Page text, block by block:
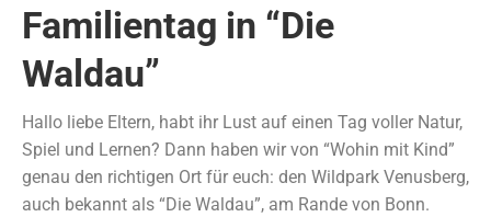
Familientag in “Die
Waldau”
Hallo liebe Eltern, habt ihr Lust auf einen Tag voller Natur,
Spiel und Lernen? Dann haben wir von “Wohin mit Kind”
genau den richtigen Ort für euch: den Wildpark Venusberg,
auch bekannt als “Die Waldau”, am Rande von Bonn.